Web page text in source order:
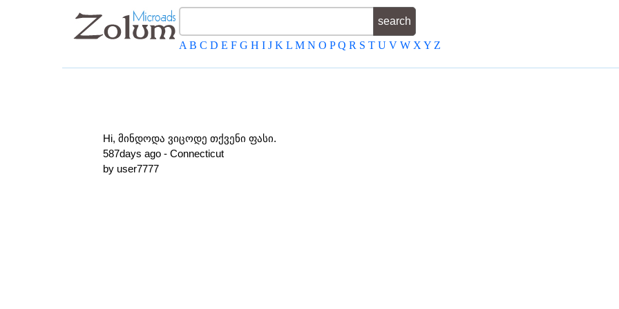
A B C D E F G H I J K L M N O P Q R S T U V W X Y Z
Hi, მინდოდა ვიცოდე თქვენი ფასი.
587days ago - Connecticut
by user7777